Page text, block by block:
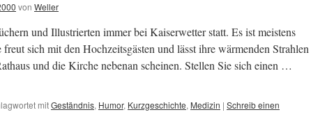
von Weller
und Illustrierten immer bei Kaiserwetter statt. Es ist meistens
sich mit den Hochzeitsgästen und lässt ihre wärmenden Strahlen
und die Kirche nebenan scheinen. Stellen Sie sich einen …
mitGeständnis, Humor, Kurzgeschichte, Medizin | Schreib einen